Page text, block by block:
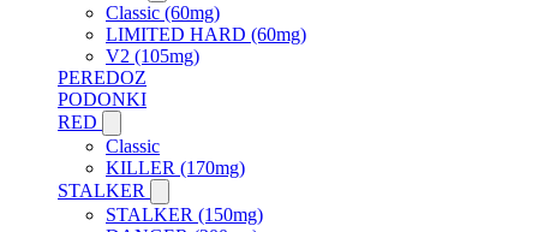
Classic (60mg)
LIMITED HARD (60mg)
V2 (105mg)
PEREDOZ
PODONKI
RED
Classic
KILLER (170mg)
STALKER
STALKER (150mg)